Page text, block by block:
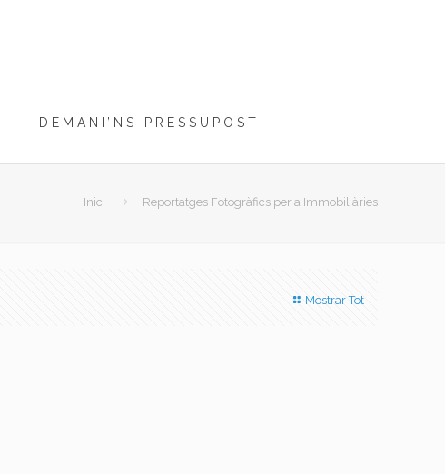
DEMANI’NS PRESSUPOST
Inici Reportatges Fotogràfics per a Immobiliàries
Mostrar Tot